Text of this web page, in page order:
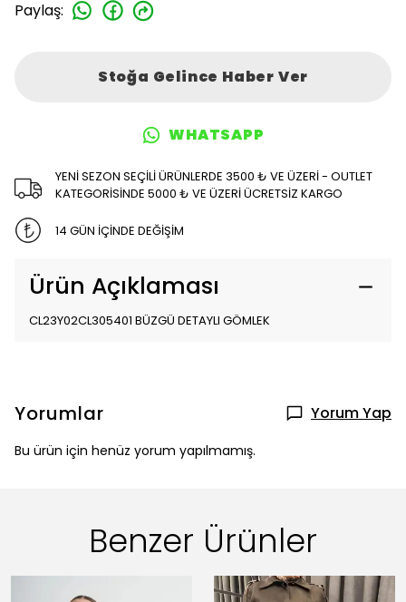
Paylaş:
Stoğa Gelince Haber Ver
WHATSAPP
YENİ SEZON SEÇİLİ ÜRÜNLERDE 3500 ₺ VE ÜZERİ - OUTLET
KATEGORİSİNDE 5000 ₺ VE ÜZERİ ÜCRETSİZ KARGO
14 GÜN İÇİNDE DEĞİŞİM
Ürün Açıklaması
CL23Y02CL305401 BÜZGÜ DETAYLI GÖMLEK
Yorumlar Yorum Yap
Bu ürün için henüz yorum yapılmamış.
Benzer Ürünler